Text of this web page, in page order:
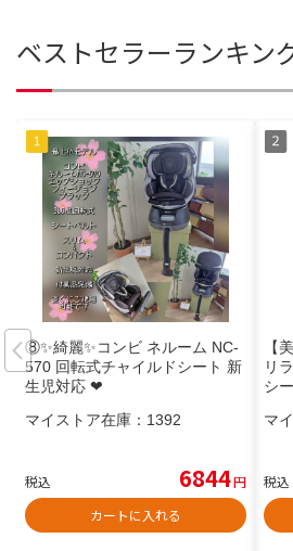
ベストセラーランキン
⑧✨綺麗✨コンビ ネルーム NC-
570 回転式チャイルドシート 新
生児対応 ❤
マイストア在庫： 1392
税込 6844円
カートに入れる
【
リ
シ
マ
税込